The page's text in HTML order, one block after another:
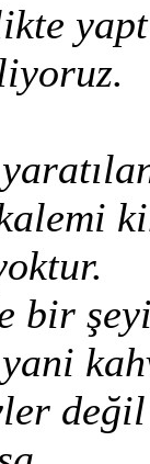
bir